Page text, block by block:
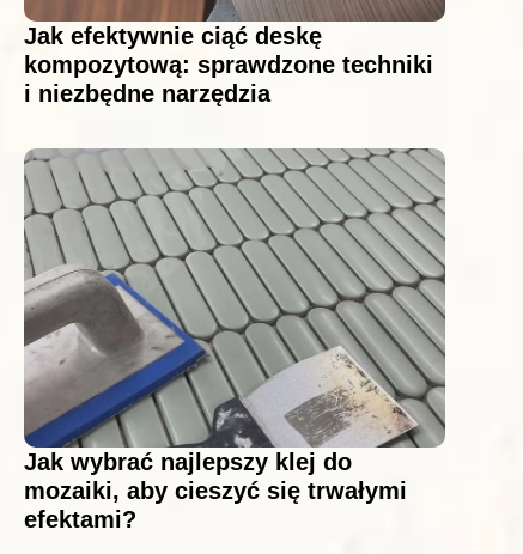
Jak efektywnie ciąć deskę
kompozytową: sprawdzone techniki
i niezbędne narzędzia
Jak wybrać najlepszy klej do
mozaiki, aby cieszyć się trwałymi
efektami?